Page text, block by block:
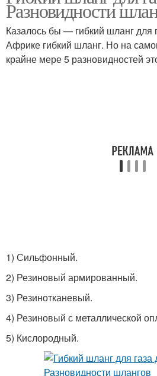
Водяные шланги
Разновидности
Казалось бы — гибкий шланг для
Африке гибкий шланг. Но на
крайне мере 5 разновидностей
1) Сильфонный.
2) Резиновый армированный.
3) Резинотканевый.
4) Резиновый с металлической
5) Кислородный.